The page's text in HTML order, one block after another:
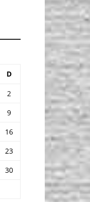
D
2
9
16
23
30